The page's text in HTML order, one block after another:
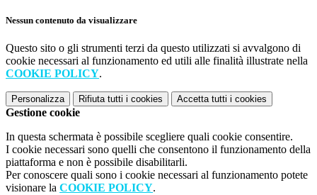
Nessun contenuto da visualizzare
Questo sito o gli strumenti terzi da questo utilizzati si avvalgono di
cookie necessari al funzionamento ed utili alle finalità illustrate nella
COOKIE POLICY.
Personalizza Rifiuta tutti i cookies Accetta tutti i cookies
Gestione cookie
In questa schermata è possibile scegliere quali cookie consentire.
I cookie necessari sono quelli che consentono il funzionamento della
piattaforma e non è possibile disabilitarli.
Per conoscere quali sono i cookie necessari al funzionamento potete
visionare la COOKIE POLICY.